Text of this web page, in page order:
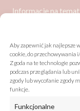
Aby zapewnić jak najlepsze
cookie, do przechowywania
Zgoda na te technologie
podczas przeglądania lub
zgody lub wycofanie zgody
funkcje.
Funkcjonalne
Informacje na
Dressler Dublin
05-850 Ożarów
Bezpieczeństwo